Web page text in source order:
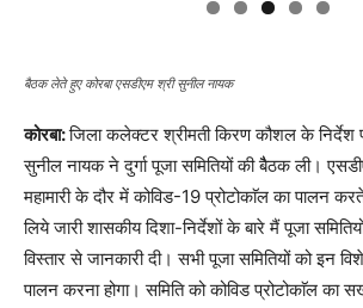
बैठक लेते हुए कोरबा एसडीएम श्री सुनील नायक
कोरबा:जिला कलेक्टर श्रीमती किरण कौशल के निर्देश
सुनील नायक ने दुर्गा पूजा समितियों की बैैठक ली।
महामारी के दौर में कोविड-19 प्रोटोकाॅल का पालन
लिये जारी शासकीय दिशा-निर्देशों के बारे मैं पूजा
विस्तार से जानकारी दी। सभी पूजा समितियों को इन
पालन करना होगा। समिति को कोविड प्रोटोकाॅल का